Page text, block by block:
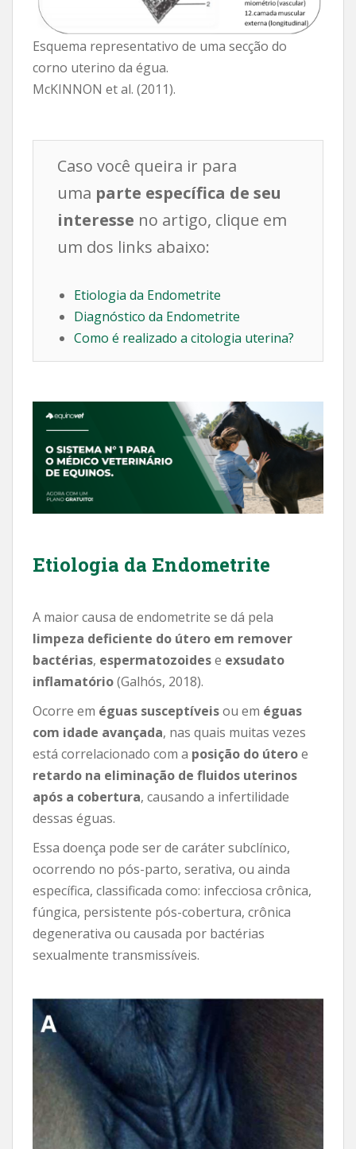
Esquema representativo de uma secção do
corno uterino da égua.
McKINNON et al. (2011).
Caso você queira ir para
uma parte específica de seu
interesse no artigo, clique em
um dos links abaixo:
Etiologia da Endometrite
Diagnóstico da Endometrite
Como é realizado a citologia uterina?
Etiologia da Endometrite
A maior causa de endometrite se dá pela
limpeza deficiente do útero em remover
bactérias, espermatozoidese exsudato
inflamatório(Galhós, 2018).
Ocorre em éguas susceptíveisou em éguas
com idade avançada, nas quais muitas vezes
está correlacionado com a posição do úteroe
retardo na eliminação de fluidos uterinos
após a cobertura, causando a infertilidade
dessas éguas.
Essa doença pode ser de caráter subclínico,
ocorrendo no pós-parto, serativa, ou ainda
específica, classificada como: infecciosa crônica,
fúngica, persistente pós-cobertura, crônica
degenerativa ou causada por bactérias
sexualmente transmissíveis.